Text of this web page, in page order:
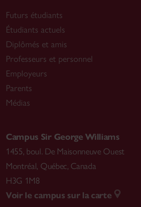
Futurs étudiants
Étudiants actuels
Diplômés et amis
Professeurs et personnel
Employeurs
Parents
Médias
Campus Sir George Williams
1455, boul. De Maisonneuve Ouest
Montréal, Québec, Canada
H3G 1M8
Voir le campus sur la carte